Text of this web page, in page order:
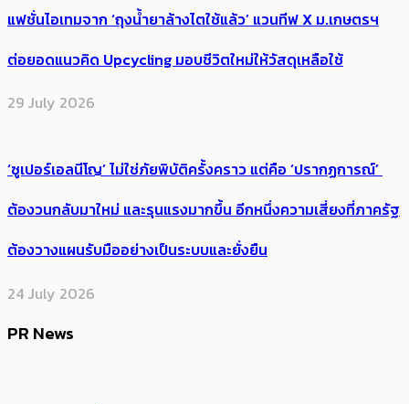
แฟชั่นไอเทมจาก ‘ถุงน้ำยาล้างไตใช้แล้ว’ แวนทีฟ X ม.เกษตรฯ
ต่อยอดแนวคิด Upcycling มอบชีวิตใหม่ให้วัสดุเหลือใช้
29 July 2026
‘ซูเปอร์เอลนีโญ’ ไม่ใช่ภัยพิบัติครั้งคราว แต่คือ ‘ปรากฏการณ์’ ​
ต้อง​วนกลับมาใหม่ และรุนแรงมากขึ้น อีกหนึ่งความเสี่ยงที่ภาครัฐ
ต้องวางแผนรับมืออย่างเป็นระบบและยั่งยืน
24 July 2026
PR News